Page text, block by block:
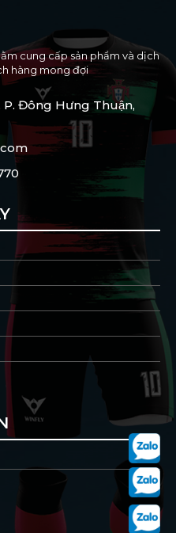
cung cấp sản phẩm và dịch
hàng mong đợi
Đông Hưng Thuận,